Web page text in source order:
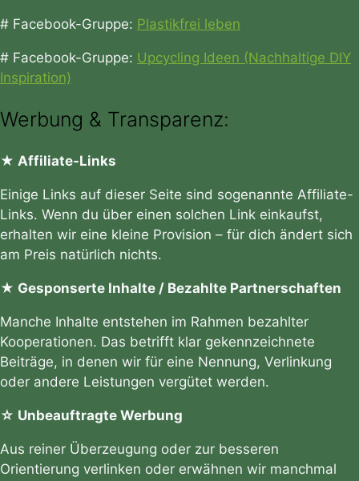
# Facebook-Gruppe: Plastikfrei leben
# Facebook-Gruppe: Upcycling Ideen (Nachhaltige DIY
Inspiration)
Werbung & Transparenz:
★ Affiliate-Links
Einige Links auf dieser Seite sind sogenannte Affiliate-
Links. Wenn du über einen solchen Link einkaufst,
erhalten wir eine kleine Provision – für dich ändert sich
am Preis natürlich nichts.
★ Gesponserte Inhalte / Bezahlte Partnerschaften
Manche Inhalte entstehen im Rahmen bezahlter
Kooperationen. Das betrifft klar gekennzeichnete
Beiträge, in denen wir für eine Nennung, Verlinkung
oder andere Leistungen vergütet werden.
☆ Unbeauftragte Werbung
Aus reiner Überzeugung oder zur besseren
Orientierung verlinken oder erwähnen wir manchmal